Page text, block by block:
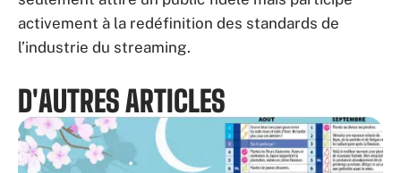
activement à la redéfinition des standards de
l’industrie du streaming.
D'AUTRES ARTICLES